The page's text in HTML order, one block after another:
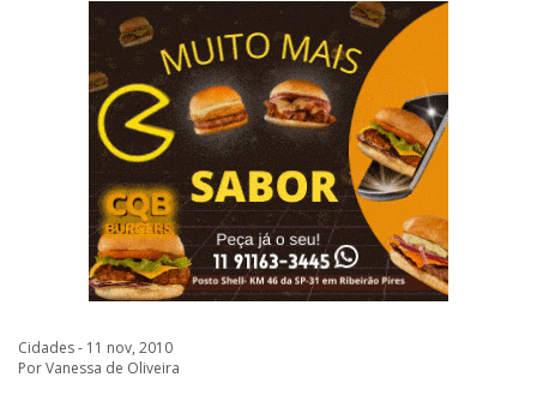
Cidades - 11 nov, 2010
Por Vanessa de Oliveira